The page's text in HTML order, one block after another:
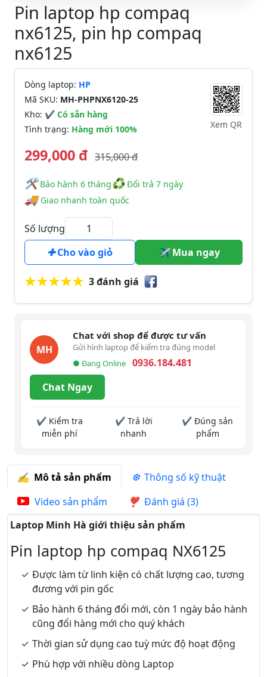
Pin laptop hp compaq
nx6125, pin hp compaq
nx6125
Dòng laptop: HP
Mã SKU: MH-PHPNX6120-25
Kho: ✔ Có sẵn hàng
Tình trạng: Hàng mới 100% Xem QR
299,000 đ 315,000 đ
🛠️️ Bảo hành 6 tháng♻Đổi trả 7 ngày
🚚Giao nhanh toàn quốc
Số lượng
Cho vào giỏ
Mua ngay
3 đánh giá
MH
Chat với shop để được tư vấn
Gửi hình laptop để kiểm tra đúng model
● Đang Online
0936.184.481
Chat Ngay
✔ Kiểm tra
miễn phí
✔ Trả lời
nhanh
✔ Đúng sản
phẩm
Mô tả sản phẩm
Thông số kỹ thuật
Video sản phẩm
Đánh giá (3)
Laptop Minh Hà giới thiệu sản phẩm
Pin laptop hp compaq NX6125
Được làm từ linh kiện có chất lượng cao, tương
đương với pin gốc
Bảo hành 6 tháng đổi mới, còn 1 ngày bảo hành
cũng đổi hàng mới cho quý khách
Thời gian sử dụng cao tuỳ mức độ hoạt động
Phù hợp với nhiều dòng Laptop